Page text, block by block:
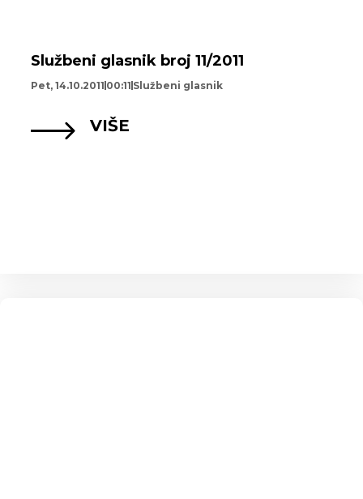
Službeni glasnik broj 11/2011
Pet, 14.10.2011 00:11 Službeni glasnik
VIŠE